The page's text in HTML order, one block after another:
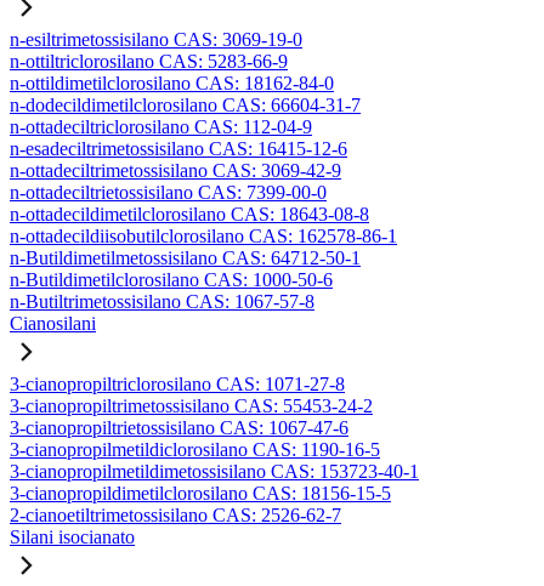
n-esiltrimetossisilano CAS: 3069-19-0
n-ottiltriclorosilano CAS: 5283-66-9
n-ottildimetilclorosilano CAS: 18162-84-0
n-dodecildimetilclorosilano CAS: 66604-31-7
n-ottadeciltriclorosilano CAS: 112-04-9
n-esadeciltrimetossisilano CAS: 16415-12-6
n-ottadeciltrimetossisilano CAS: 3069-42-9
n-ottadeciltrietossisilano CAS: 7399-00-0
n-ottadecildimetilclorosilano CAS: 18643-08-8
n-ottadecildiisobutilclorosilano CAS: 162578-86-1
n-Butildimetilmetossisilano CAS: 64712-50-1
n-Butildimetilclorosilano CAS: 1000-50-6
n-Butiltrimetossisilano CAS: 1067-57-8
Cianosilani
3-cianopropiltriclorosilano CAS: 1071-27-8
3-cianopropiltrimetossisilano CAS: 55453-24-2
3-cianopropiltrietossisilano CAS: 1067-47-6
3-cianopropilmetildiclorosilano CAS: 1190-16-5
3-cianopropilmetildimetossisilano CAS: 153723-40-1
3-cianopropildimetilclorosilano CAS: 18156-15-5
2-cianoetiltrimetossisilano CAS: 2526-62-7
Silani isocianato